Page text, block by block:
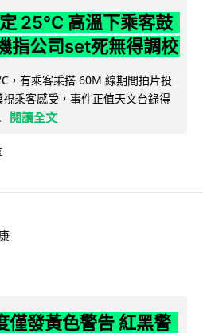
25°C 高溫下乘客鼓
指公司set死無得調校
，有乘客乘搭 60M 線期間拍片投
乘客感受，事件正值天文台錄得
閱讀全文
僅發黃色警告 紅黑警